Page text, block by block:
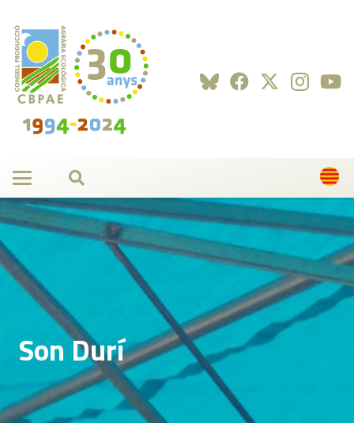
Son Durí